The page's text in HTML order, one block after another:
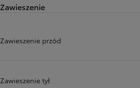
Zawieszenie
Zawieszenie przód
Zawieszenie tył